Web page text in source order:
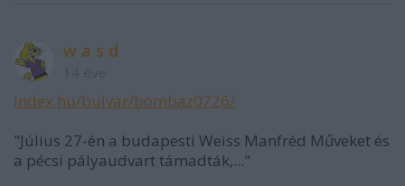
w a s d
index.hu/bulvar/bombaz0726/
"Július 27-én a budapesti Weiss Manfréd Műveket és
a pécsi pályaudvart támadták,..."